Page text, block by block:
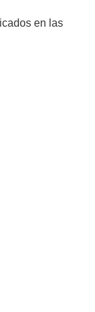
en las